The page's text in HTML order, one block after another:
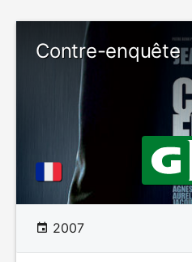
Contre-enquête
2007